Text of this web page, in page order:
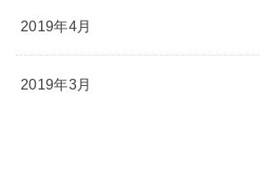
2019年4月
2019年3月